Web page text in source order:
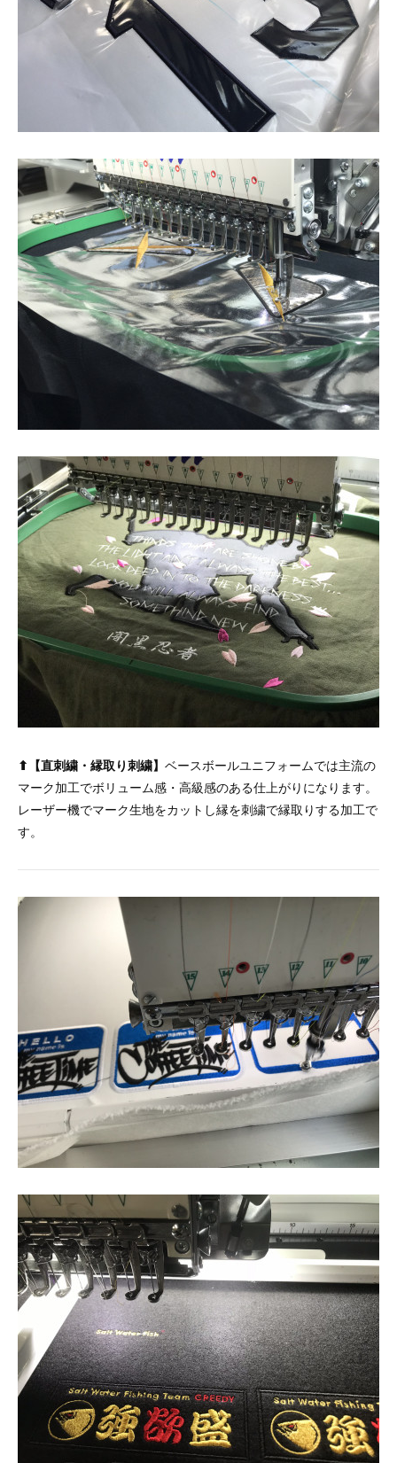
⬆︎【直刺繍・縁取り刺繍】 ベースボールユニフォームでは主流の
マーク加工でボリューム感・高級感のある仕上がりになります。
レーザー機でマーク生地をカットし縁を刺繍で縁取りする加工で
す。